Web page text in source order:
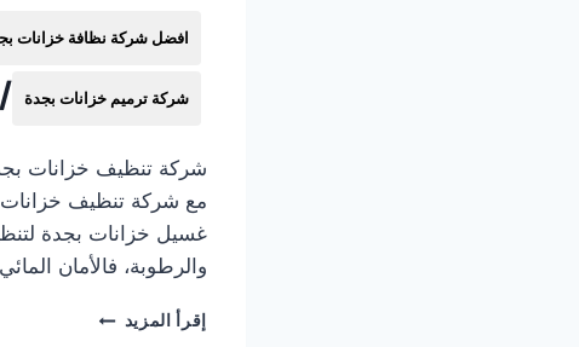
افضل شركة نظافة خزانات
شركة ترميم خزانات بجدة /
شركة تنظيف خزانات
مع شركة تنظيف خزانات
غسيل خزانات بجدة
والرطوبة، فالأمان
إقرأ المزيد شركة